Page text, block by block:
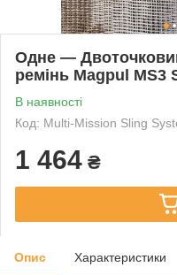
Одне —
ремінь Magpul MS3
В наявності
Код: Multi-Mission Sling
1 464 ₴
Опис Характеристики